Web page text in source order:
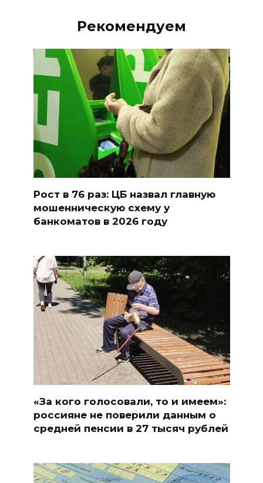
Рекомендуем
Рост в 76 раз: ЦБ назвал главную
мошенническую схему у
банкоматов в 2026 году
«За кого голосовали, то и имеем»:
россияне не поверили данным о
средней пенсии в 27 тысяч рублей